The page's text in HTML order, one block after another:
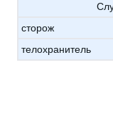
сторож
телохранитель